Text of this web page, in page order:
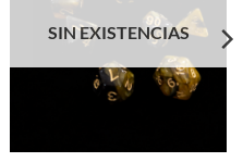
SIN EXISTENCIAS